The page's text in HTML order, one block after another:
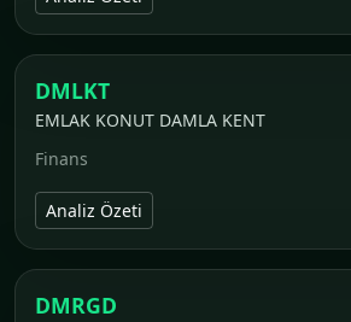
DMLKT
EMLAK KONUT DAMLA KENT
Finans
Analiz Özeti
DMRGD